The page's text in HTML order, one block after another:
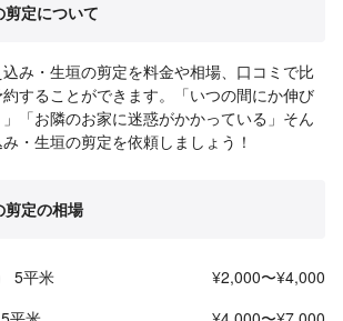
定について
み・生垣の剪定を料金や相場、口コミで比
することができます。「いつの間にか伸び
「お隣のお家に迷惑がかかっている」そん
・生垣の剪定を依頼しましょう！
剪定の相場
5平米
¥2,000〜¥4,000